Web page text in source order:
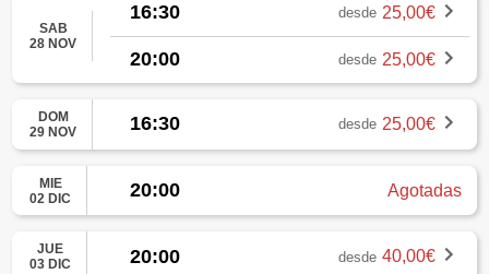
SAB
28 NOV
16:30 desde 25,00€
20:00 desde 25,00€
DOM
29 NOV
16:30 desde 25,00€
MIE
02 DIC
20:00 Agotadas
JUE
03 DIC
20:00 desde 40,00€